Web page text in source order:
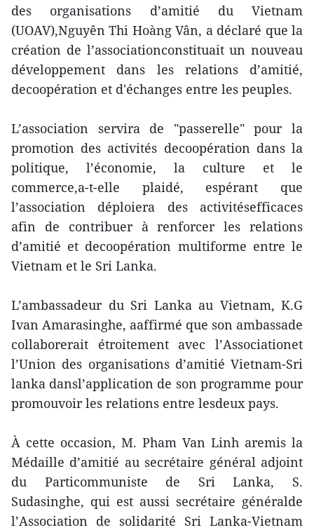
des organisations d’amitié du Vietnam
(UOAV),Nguyên Thi Hoàng Vân, a déclaré que la
création de l’associationconstituait un nouveau
développement dans les relations d’amitié,
decoopération et d'échanges entre les peuples.
L’association servira de "passerelle" pour la
promotion des activités decoopération dans la
politique, l’économie, la culture et le
commerce,a-t-elle plaidé, espérant que
l’association déploiera des activitésefficaces
afin de contribuer à renforcer les relations
d’amitié et decoopération multiforme entre le
Vietnam et le Sri Lanka.
L’ambassadeur du Sri Lanka au Vietnam, K.G
Ivan Amarasinghe, aaffirmé que son ambassade
collaborerait étroitement avec l’Associationet
l’Union des organisations d’amitié Vietnam-Sri
lanka dansl’application de son programme pour
promouvoir les relations entre lesdeux pays.
À cette occasion, M. Pham Van Linh aremis la
Médaille d’amitié au secrétaire général adjoint
du Particommuniste de Sri Lanka, S.
Sudasinghe, qui est aussi secrétaire généralde
l’Association de solidarité Sri Lanka-Vietnam